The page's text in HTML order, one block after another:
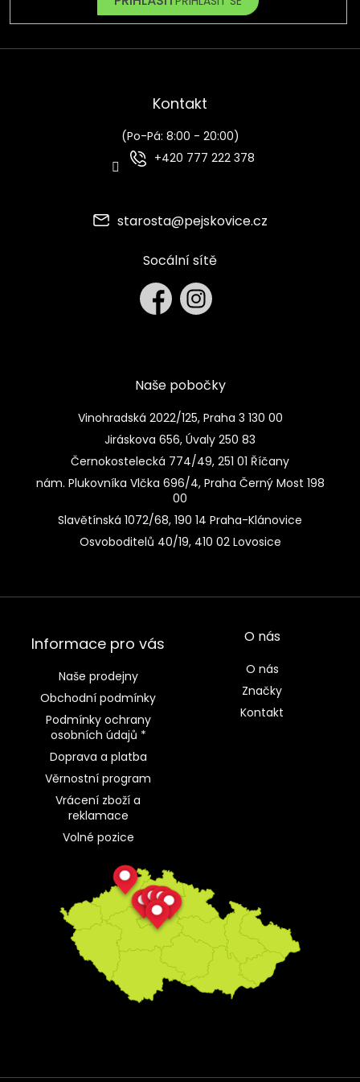
Kontakt
(Po-Pá: 8:00 - 20:00)
+420 777 222 378
starosta@pejskovice.cz
Socální sítě
Naše pobočky
Vinohradská 2022/125, Praha 3 130 00
Jiráskova 656, Úvaly 250 83
Černokostelecká 774/49, 251 01 Říčany
nám. Plukovníka Vlčka 696/4, Praha Černý Most 198
00
Slavětínská 1072/68, 190 14 Praha-Klánovice
Osvoboditelů 40/19, 410 02 Lovosice
Informace pro vás
Naše prodejny
Obchodní podmínky
Podmínky ochrany
osobních údajů *
Doprava a platba
Věrnostní program
Vrácení zboží a
reklamace
Volné pozice
O nás
O nás
Značky
Kontakt